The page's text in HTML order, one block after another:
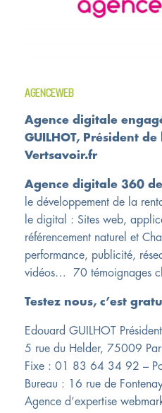
AGENCEWEB
Agence digitale
GUILHOT, Président de
Vertsavoir.fr
Agence digitale 360
le développement de la
le digital : Sites web,
référencement naturel et
performance, publicité,
vidéos… 70 témoignages
Testez nous, c’est
Edouard GUILHOT
5 rue du Helder, 75009
Fixe : 01 83 64 34 92 –
Bureau : 16 rue de
Agence d’expertise